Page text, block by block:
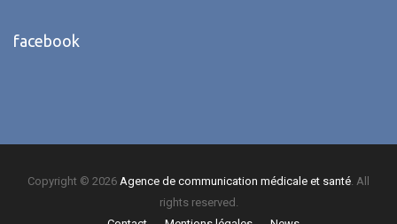
facebook
Copyright © 2026 Agence de communication médicale et santé. All
rights reserved.